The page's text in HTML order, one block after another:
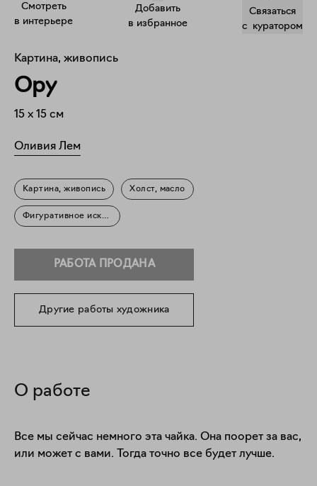
Смотреть
в интерьере
Добавить
в избранное
Связаться
c куратором
Картина, живопись
Ору
15 x 15 см
Оливия Лем
Картина, живопись Холст, масло
Фигуративное искусство
РАБОТА ПРОДАНА
Другие работы художника
О работе
Все мы сейчас немного эта чайка. Она поорет за вас,
или может с вами. Тогда точно все будет лучше.